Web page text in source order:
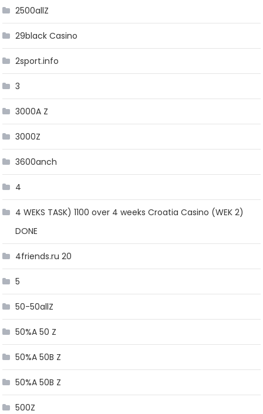
2500allZ
29black Casino
2sport.info
3
3000A Z
3000Z
3600anch
4
4 WEKS TASK) 1100 over 4 weeks Croatia Casino (WEK 2)
DONE
4friends.ru 20
5
50-50allZ
50%A 50 Z
50%A 50B Z
50%A 50B Z
500Z